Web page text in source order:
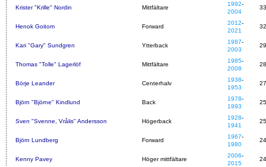
Krister "Krille" Nordin Mittfältare
1992-
2004
Henok Goitom Forward
2012-
2021
Kari "Gary" Sundgren Ytterback
1987-
2003
Thomas "Tolle" Lagerlöf Mittfältare
1985-
2008
Börje Leander Centerhalv
1938-
1953
Björn "Björne" Kindlund Back
1978-
1993
Sven "Svenne, Vrålis" Andersson Högerback
1928-
1941
Björn Lundberg Forward
1967-
1980
Kenny Pavey Höger mittfältare
2006-
2015